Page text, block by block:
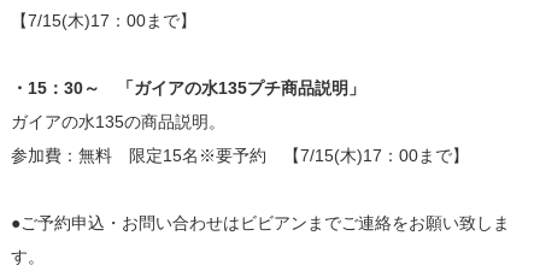
【7/15(木)17：00まで】
・15：30～ 「ガイアの水135プチ商品説明」
ガイアの水135の商品説明。
参加費：無料 限定15名※要予約 【7/15(木)17：00まで】
●ご予約申込・お問い合わせはビビアンまでご連絡をお願い致しま
す。